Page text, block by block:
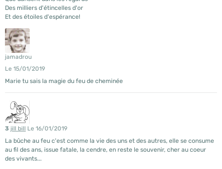
Des milliers d'étincelles d'or
Et des étoiles d'espérance!
jamadrou
Le 15/01/2019
Marie tu sais la magie du feu de cheminée
3 jill bill Le 16/01/2019
La bûche au feu c'est comme la vie des uns et des autres, elle se consume
au fil des ans, issue fatale, la cendre, en reste le souvenir, cher au coeur
des vivants...